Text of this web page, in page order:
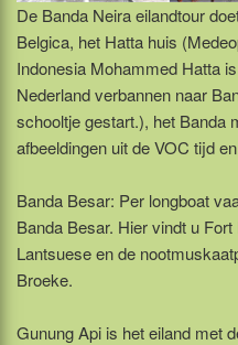
De Banda Neira eilandtour
Belgica, het Hatta huis
Indonesia Mohammed Hatta
Nederland verbannen naar
schooltje gestart.), het Banda
afbeeldingen uit de VOC tijd
Banda Besar: Per longboat
Banda Besar. Hier vindt u
Lantsuese en de
Broeke.
Gunung Api is het eiland met